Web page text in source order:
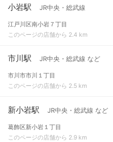
小岩駅 JR中央・総武線
江戸川区南小岩７丁目
このページの店舗から 2.4 km
市川駅 JR中央・総武線 など
市川市市川１丁目
このページの店舗から 2.5 km
新小岩駅 JR中央・総武線 など
葛飾区新小岩１丁目
このページの店舗から 2.9 km